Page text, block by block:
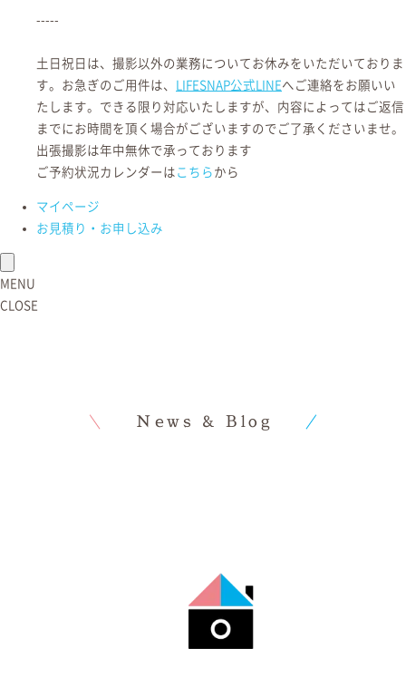
-----
土日祝日は、撮影以外の業務についてお休みをいただいておりま
す。お急ぎのご用件は、
LIFESNAP公式LINEへご連絡をお願いい
たします。できる限り対応いたしますが、内容によってはご返信
までにお時間を頂く場合がございますのでご了承くださいませ。
出張撮影は年中無休で承っております
ご予約状況カレンダーは こちら から
マイページ
お見積り・お申し込み
MENU
CLOSE
やお祈りをする神聖な場所です。信仰には、ご家族ごとにさまざまなお
りの場」であることを尊重し、いま一度ご賢察ください。
カメラマンもまた、ご家族さまの思いを受け、良きお参りの日のサポー
トができるよう、寺社ごとのルールとマナーを遵守し、他のご参拝の方
へのご迷惑とならぬよう十分に配慮しながら、皆さまの素敵な思い出の
写真を残したいという思いでおります。
は、杉並区善福寺公園近くにある古社です。そ
News & Blog